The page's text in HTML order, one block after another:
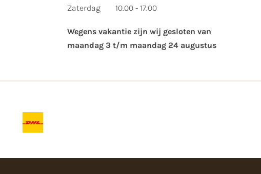
Zaterdag
10.00 - 17.00
Wegens vakantie zijn wij gesloten van ​
maandag 3 t/m maandag 24 augustus